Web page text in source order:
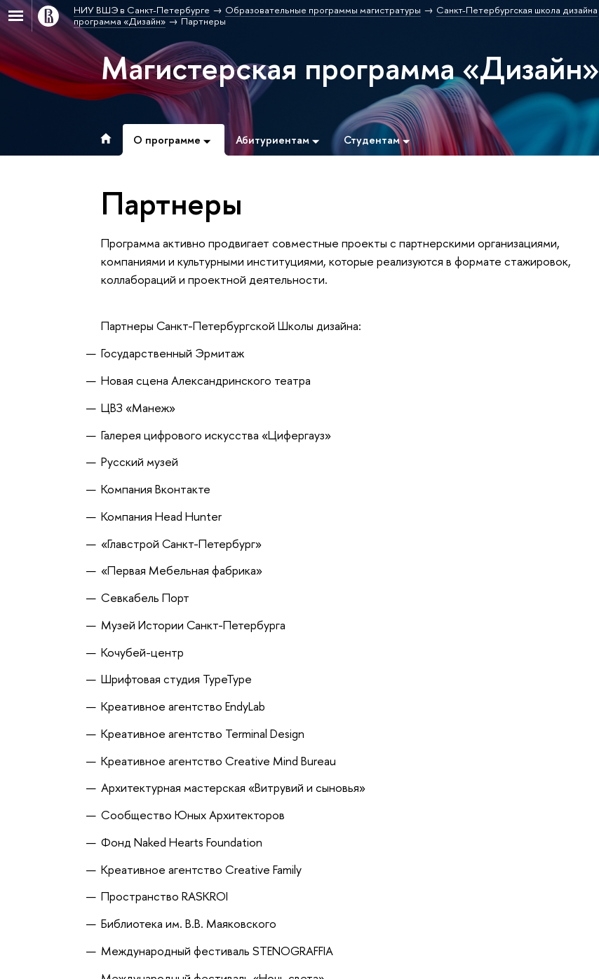
НИУ ВШЭ в Санкт-Петербурге Образовательные программы магистратуры Санкт-Петербургская школа дизайна
программа «Дизайн»
Партнеры
Магистерская программа «Дизайн»
О программе Абитуриентам Студентам
Партнеры
Программа активно продвигает совместные проекты c партнерскими организациями,
компаниями и культурными институциями, которые реализуются в формате стажировок,
коллабораций и проектной деятельности.
Партнеры Санкт-Петербургской Школы дизайна:
Государственный Эрмитаж
Новая сцена Александринского театра
ЦВЗ «Манеж»
Галерея цифрового искусства «Цифергауз»
Русский музей
Компания Вконтакте
Компания Head Hunter
«Главстрой Санкт-Петербург»
«Первая Мебельная фабрика»
Севкабель Порт
Музей Истории Санкт-Петербурга
Кочубей-центр
Шрифтовая студия TypeType
Креативное агентство EndyLab
Креативное агентство Terminal Design
Креативное агентство Creative Mind Bureau
Архитектурная мастерская «Витрувий и сыновья»
Сообщество Юных Архитекторов
Фонд Naked Hearts Foundation
Креативное агентство Creative Family
Пространство RASKROI
Библиотека им. В.В. Маяковского
Международный фестиваль STENOGRAFFIA